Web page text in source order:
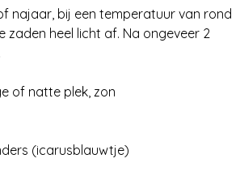
najaar, bij een temperatuur van rond
zaden heel licht af. Na ongeveer 2
of natte plek, zon
(icarusblauwtje)